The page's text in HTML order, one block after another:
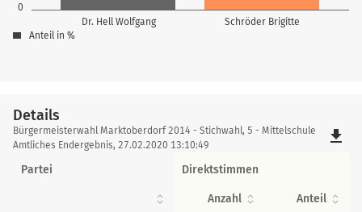
0
Dr. Hell Wolfgang Schröder Brigitte
Anteil in %
Details
Details
Bürgermeisterwahl Marktoberdorf 2014 - Stichwahl, 5 - Mittelschule
Amtliches Endergebnis, 27.02.2020 13:10:49
file_download
Partei Direktstimmen
Anzahl Anteil